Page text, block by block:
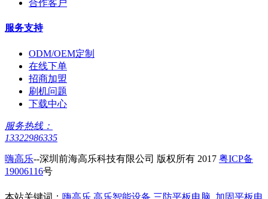
合作客户
服务支持
ODM/OEM定制
在线下单
招商加盟
刷机问题
下载中心
服务热线：
13322986335
嗨高乐--深圳前海高乐科技有限公司 版权所有 2017 粤ICP备
19006116号
本站关键词： 嗨高乐 高乐智能设备 三防平板电脑 加固平板电